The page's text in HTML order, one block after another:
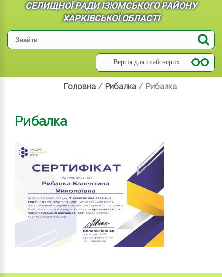
СЕЛИЩНОЇ РАДИ ІЗЮМСЬКОГО РАЙОНУ
ХАРКІВСЬКОЇ ОБЛАСТІ
Версія для слабозорих
Головна / Рибалка / Рибалка
Рибалка